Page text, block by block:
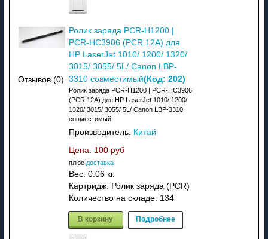
Отзывов (0)
Ролик заряда PCR-H1200 |
PCR-HC3906 (PCR 12A) для
HP LaserJet 1010/ 1200/ 1320/
3015/ 3055/ 5L/ Canon LBP-
3310 совместимый(Код: 202)
Ролик заряда PCR-H1200 | PCR-HC3906
(PCR 12A) для HP LaserJet 1010/ 1200/
1320/ 3015/ 3055/ 5L/ Canon LBP-3310
совместимый
Производитель: Китай
Цена: 100 руб
плюс доставка
Вес: 0.06 кг.
Картридж: Ролик заряда (PCR)
Количество на складе: 134
В корзину Подробнее